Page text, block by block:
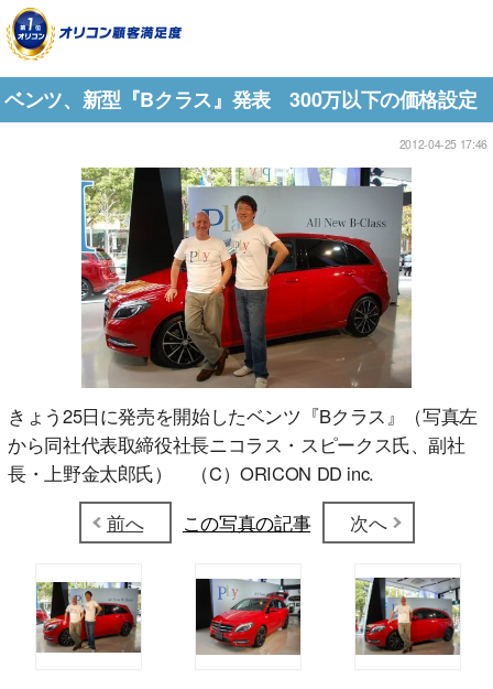
ベンツ、新型『Bクラス』発表 300万以下の価格設定
2012-04-25 17:46
きょう25日に発売を開始したベンツ『Bクラス』（写真左
から同社代表取締役社長ニコラス・スピークス氏、副社
長・上野金太郎氏） （C）ORICON DD inc.
前へ
この写真の記事 次へ